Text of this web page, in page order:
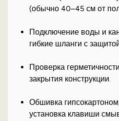
(обычно 40–45 см от
Подключение воды и
гибкие шланги с
Проверка
закрытия конструкции.
Обшивка
установка клавиши